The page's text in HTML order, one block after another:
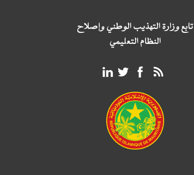
تابع وزارة التهذيب الوطني وإصلاح
النظام التعليمي